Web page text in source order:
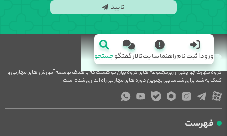
تایید
ورود | ثبت نامراهنما سایتتالار گفتگوجستجو
گروه مهارت جو یکی از زیرمجموعه های گروه بیان نو هست که با هدف توسعه آموزش های مهارتی و
کمک به شما برای شناسایی بهترین دوره های مهارتی راه اندازی شده است.
فهرست